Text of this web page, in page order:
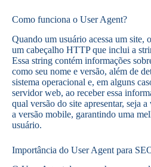
Como funciona o User Agent?
Quando um usuário acessa um site,
um cabeçalho HTTP que inclui a
Essa string contém informações
como seu nome e versão, além de
sistema operacional e, em alguns
servidor web, ao receber essa
qual versão do site apresentar, seja
a versão mobile, garantindo uma
usuário.
Importância do User Agent para